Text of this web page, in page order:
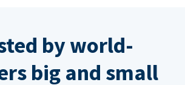
by world-
big and small